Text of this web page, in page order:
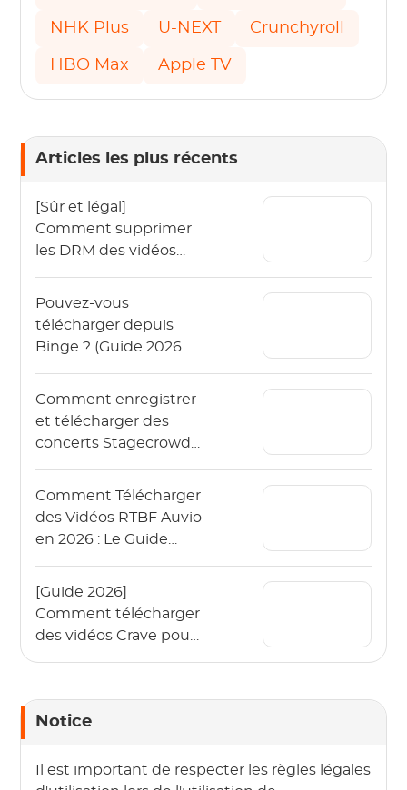
NHK Plus U-NEXT Crunchyroll
HBO Max Apple TV
Articles les plus récents
[Sûr et légal]
Comment supprimer
les DRM des vidéos
Pouvez-vous
télécharger depuis
Binge ? (Guide 2026
Comment enregistrer
et télécharger des
concerts Stagecrowd
Comment Télécharger
des Vidéos RTBF Auvio
en 2026 : Le Guide
[Guide 2026]
Comment télécharger
des vidéos Crave pour
Notice
Il est important de respecter les règles légales